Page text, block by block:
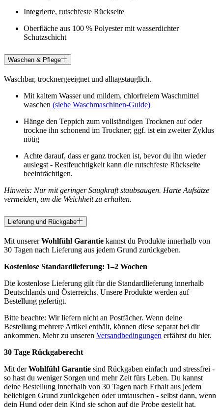
Integrierte, rutschfeste Rückseite
Oberfläche aus 100 % Polyester mit wasserdichter
Schutzschicht
Waschen & Pflege
Waschbar, trocknergeeignet und alltagstauglich.
Mit kaltem Wasser und mildem, chlorfreiem Waschmittel
waschen (siehe Waschmaschinen-Guide)
Hänge den Teppich zum vollständigen Trocknen auf oder
trockne ihn schonend im Trockner; ggf. ist ein zweiter Zyklus
nötig
Achte darauf, dass er ganz trocken ist, bevor du ihn wieder
auslegst - Restfeuchtigkeit kann die rutschfeste Rückseite
beeinträchtigen.
Hinweis: Nur mit geringer Saugkraft staubsaugen. Harte Aufsätze
vermeiden, um die Weichheit zu erhalten.
Lieferung und Rückgabe
Mit unsererWohlfühl Garantie kannst du Produkte innerhalb von
30 Tagen nach Lieferung aus jedem Grund zurückgeben.
Kostenlose Standardlieferung: 1–2 Wochen
Die kostenlose Lieferung gilt für die Standardlieferung innerhalb
Deutschlands und Österreichs. Unsere Produkte werden auf
Bestellung gefertigt.
Bitte beachte: Wir liefern nicht an Postfächer. Wenn deine
Bestellung mehrere Artikel enthält, können diese separat bei dir
ankommen. Mehr zu unseren Versandbedingungen erfährst du hier.
30 Tage Rückgaberecht
Mit derWohlfühl Garantie sind Rückgaben einfach und stressfrei -
so hast du weniger Sorgen und mehr Zeit fürs Leben. Du kannst
deine Bestellung innerhalb von 30 Tagen nach Erhalt aus jedem
beliebigen Grund zurückgeben oder umtauschen - selbst dann, wenn
dein Hund oder dein Kind sie schon auf die Probe gestellt hat.